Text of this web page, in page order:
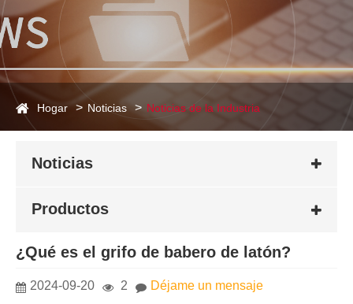
Hogar Noticias Noticias de la Industria
Noticias
Productos
¿Qué es el grifo de babero de latón?
2024-09-20 2 Déjame un mensaje